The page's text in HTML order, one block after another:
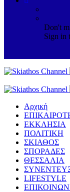
Don't
Sign in
Αρχική
ΕΚΚΛΗΣΙΑ
ΠΟΛΙΤΙΚΗ
ΣΚΙΑΘΟΣ
ΣΠΟΡΑΔΕΣ
ΘΕΣΣΑΛΙΑ
LIFESTYLE